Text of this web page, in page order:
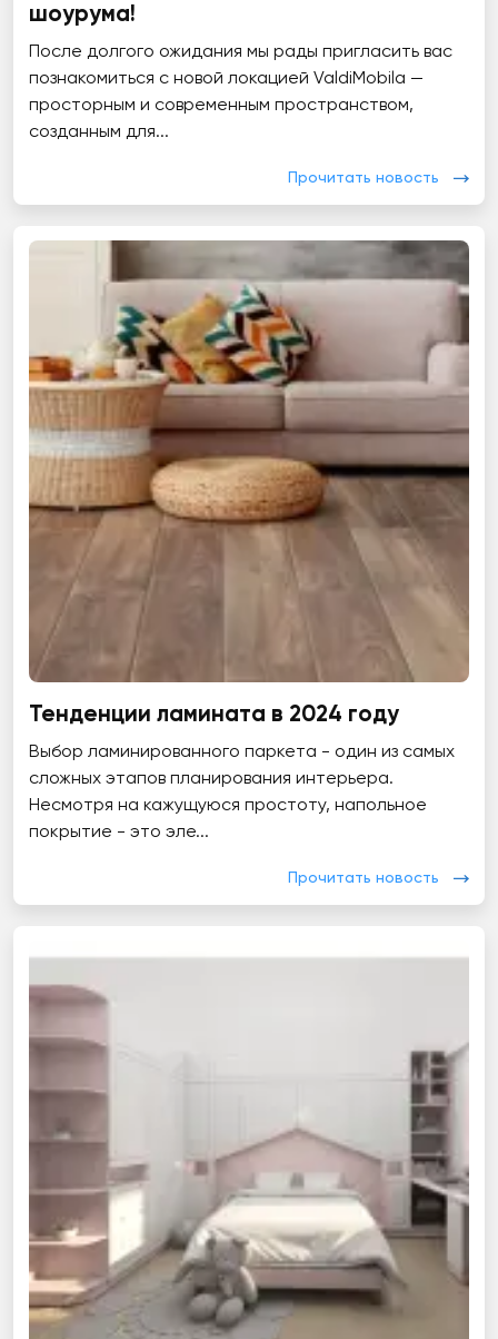
шоурума!
После долгого ожидания мы рады пригласить вас
познакомиться с новой локацией ValdiMobila —
просторным и современным пространством,
созданным для...
Прочитать новость
Тенденции ламината в 2024 году
Выбор ламинированного паркета - один из самых
сложных этапов планирования интерьера.
Несмотря на кажущуюся простоту, напольное
покрытие - это эле...
Прочитать новость